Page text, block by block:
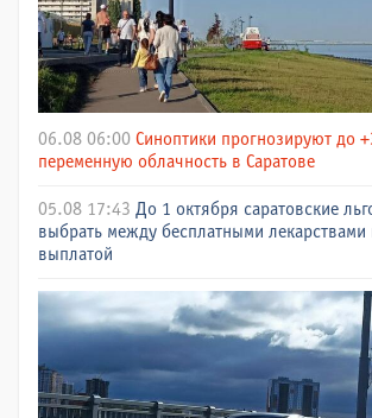
06.08 06:00 Синоптики прогнозируют до
переменную облачность в Саратове
05.08 17:43 До 1 октября саратовские
выбрать между бесплатными
выплатой